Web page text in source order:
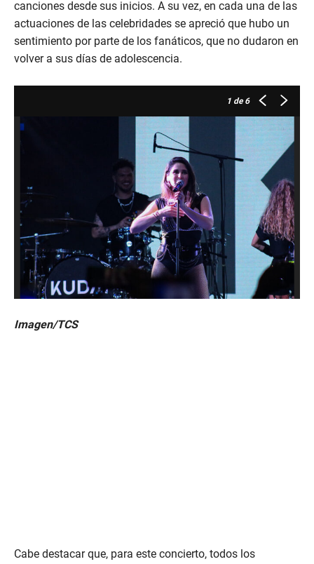
canciones desde sus inicios. A su vez, en cada una de las
actuaciones de las celebridades se apreció que hubo un
sentimiento por parte de los fanáticos, que no dudaron en
volver a sus días de adolescencia.
1 de 6
Imagen/TCS
Cabe destacar que, para este concierto, todos los